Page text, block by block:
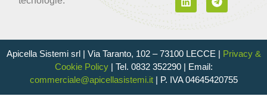
Apicella Sistemi srl | Via Taranto, 102 – 73100 LECCE | Privacy &
Cookie Policy| Tel. 0832 352290 | Email:
commerciale@apicellasistemi.it| P. IVA 04645420755